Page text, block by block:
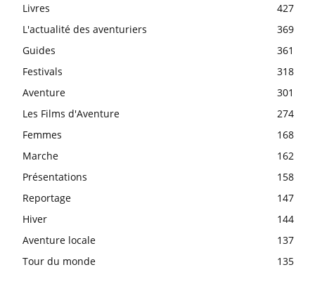
Livres
427
L'actualité des aventuriers
369
Guides
361
Festivals
318
Aventure
301
Les Films d'Aventure
274
Femmes
168
Marche
162
Présentations
158
Reportage
147
Hiver
144
Aventure locale
137
Tour du monde
135